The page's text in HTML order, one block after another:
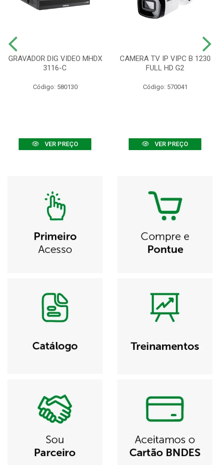
GRAVADOR DIG VIDEO MHDX
3116-C
Código: 580130
VER PREÇO
CAMERA TV IP VIPC B 1230
FULL HD G2
Código: 570041
VER PREÇO